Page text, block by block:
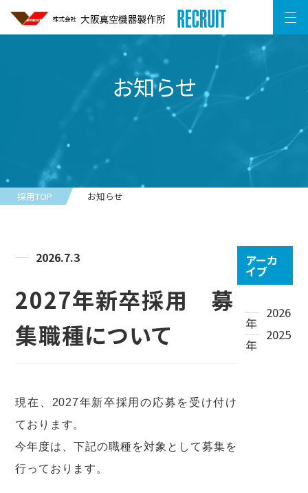
お知らせ
採用TOP お知らせ
2026.7.3
2027年新卒採用 募
集職種について
現在、2027年新卒採用の応募を受け付け
ております。
今年度は、下記の職種を対象として募集を
行っております。
アーカ
イブ
2026
年
2025
年